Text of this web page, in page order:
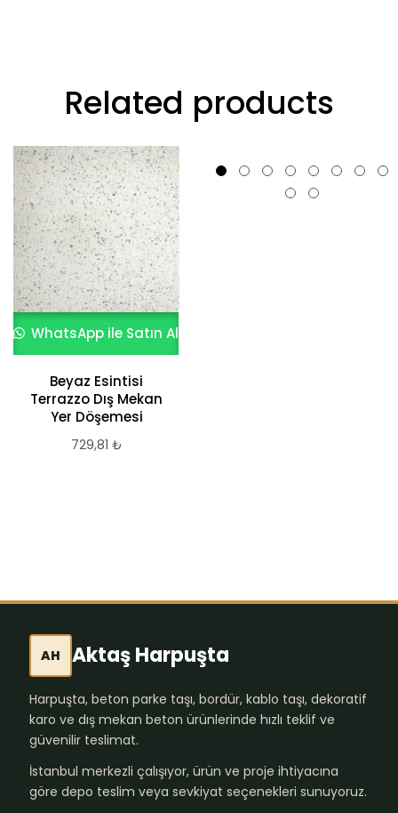
Related products
WhatsApp ile Satın Al
Beyaz Esintisi
Terrazzo Dış Mekan
Yer Döşemesi
729,81 ₺
AH Aktaş Harpuşta
Harpuşta, beton parke taşı, bordür, kablo taşı, dekoratif
karo ve dış mekan beton ürünlerinde hızlı teklif ve
güvenilir teslimat.
İstanbul merkezli çalışıyor, ürün ve proje ihtiyacına
göre depo teslim veya sevkiyat seçenekleri sunuyoruz.